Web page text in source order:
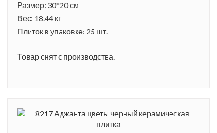
Размер: 30*20 см
Вес: 18.44 кг
Плиток в упаковке: 25 шт.
Товар снят с производства.